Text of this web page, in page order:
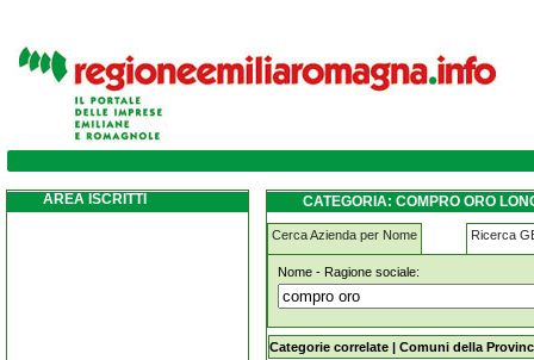
compro-oro longiano
AREA ISCRITTI CATEGORIA: COMPRO ORO
Cerca Azienda per Nome Ricerca
Nome - Ragione sociale:
compro-oro longiano
Categorie correlate | Comuni della